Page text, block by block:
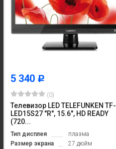
5 340 Р
(0)
Телевизор LED TELEFUNKEN TF-
LED15S27 "R", 15.6", HD READY
(720...
Тип дисплея
плазма
Размер экрана
27 дюйм